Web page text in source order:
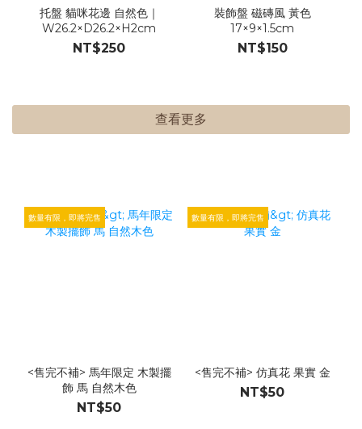
托盤 貓咪花邊 自然色｜
W26.2×D26.2×H2cm
NT$250
裝飾盤 磁磚風 黃色
17×9×1.5cm
NT$150
查看更多
數量有限，即將完售
<售完不補> 馬年限定 木製擺
飾 馬 自然木色
NT$50
數量有限，即將完售
<售完不補> 仿真花 果實 金
NT$50